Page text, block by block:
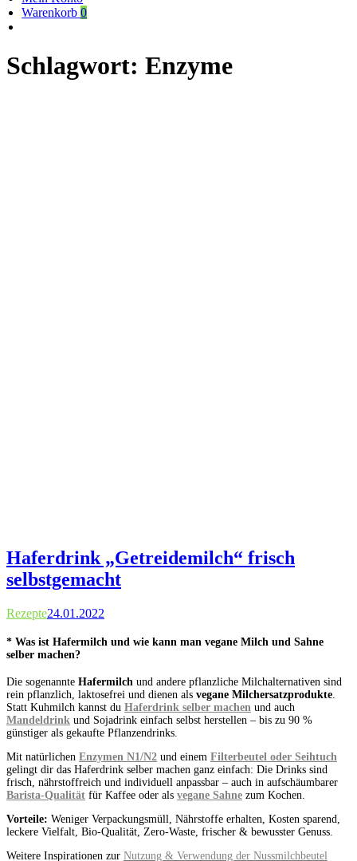
Warenkorb 0
Schlagwort: Enzyme
Haferdrink „Getreidemilch“ frisch
selbstgemacht
Rezepte24.01.2022
* Was ist Hafermilch und wie kann man vegane Milch und Sahne
selber machen?
Die sogenannte Hafermilch und andere pflanzliche Milchalternativen sind
rein pflanzlich, laktosefrei und dienen als vegane Milchersatzprodukte.
Statt Kuhmilch kannst du Haferdrink selber machen und auch
Mandeldrink und Sojadrink einfach selbst herstellen – bis zu 90 %
günstiger als gekaufte Pflanzendrinks.
Mit natürlichen Enzymen N1/N2 und einem Filterbeutel oder Seihtuch
gelingt dir das Haferdrink selber machen ganz einfach: Die Drinks sind
frisch, nährstoffreich und individuell anpassbar – auch in aufschäumbarer
Barista-Qualität für Kaffee oder als vegane Sahne zum Kochen.
Vorteile: Weniger Verpackungsmüll, Nährstoffe erhalten, Kosten sparend,
leckere Vielfalt, Bio-Qualität, Zero-Waste, frischer & bewusster Genuss.
Weitere Inspirationen zur Nutzung & Verwendung der Nussmilchbeutel